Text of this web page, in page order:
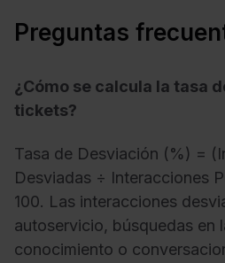
Preguntas
¿Cómo se calcula la tasa
tickets?
Tasa de Desviación (%) =
Desviadas ÷ Interacciones
100. Las interacciones
autoservicio, búsquedas en
conocimiento o